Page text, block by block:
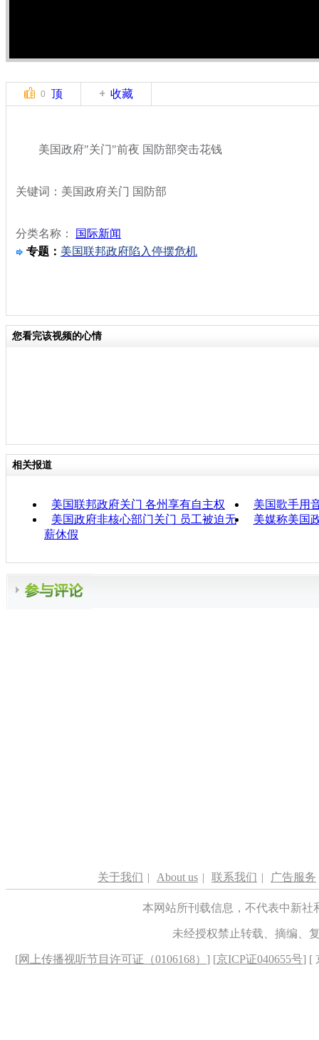
0 顶 收藏
美国政府"关门"前夜 国防部突击花钱
关键词：美国政府关门 国防部
分类名称：
国际新闻
专题： 美国联邦政府陷入停摆危机
您看完该视频的心情
相关报道
美国联邦政府关门 各州享有自主权
美国歌手用
美国政府非核心部门关门 员工被迫无
薪休假
美媒称美国
关于我们 | About us | 联系我们 | 广告服务
本网站所刊载信息，不代表中新
未经授权禁止转载、摘编、
[网上传播视听节目许可证（0106168） ] [京ICP证040655号] [